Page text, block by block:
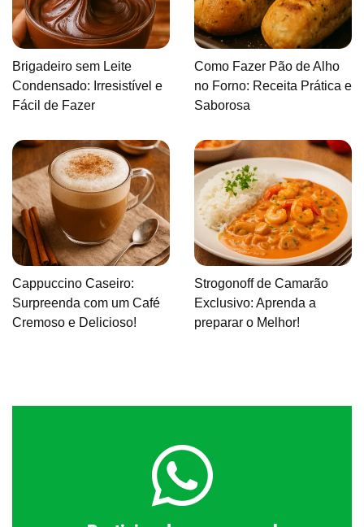
Brigadeiro sem Leite
Condensado: Irresistível e
Fácil de Fazer
Como Fazer Pão de Alho
no Forno: Receita Prática e
Saborosa
Cappuccino Caseiro:
Surpreenda com um Café
Cremoso e Delicioso!
Strogonoff de Camarão
Exclusivo: Aprenda a
preparar o Melhor!
Clique aqui